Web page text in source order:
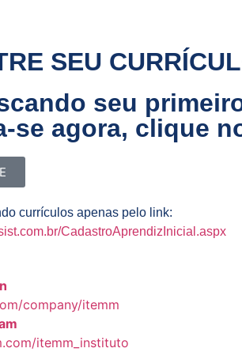
SEU
seu
se agora, clique
currículos apenas pelo link:
CadastroAprendizInicial.aspx
company/itemm
itemm_instituto